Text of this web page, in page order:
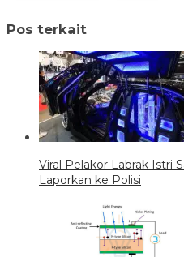
Pos terkait
Viral Pelakor Labrak Istri
Laporkan ke Polisi